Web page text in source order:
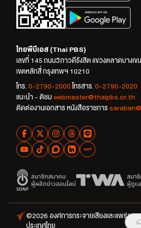
ไทยพีบีเอส (Thai PBS)
เลขที่ 145 ถนนวิภาวดีรังสิต แขวงตลาดบางเขน
เขตหลักสี่ กรุงเทพฯ 10210
โทร. 0-2790-2000 โทรสาร. 0-2790-2020
แนะนำ - ติชม webmaster@thaipbs.or.th
ติดต่องานเอกสาร หนังสือราชการ
©2026 องค์การกระจายเสียงและแพร่ภา
ประเทศไทย